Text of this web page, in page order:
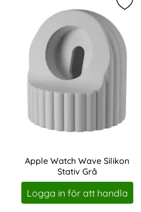
apple Watch Wave
Apple Watch Wave Silikon
Stativ Grå
Art. nr 219555
Logga in för att handla